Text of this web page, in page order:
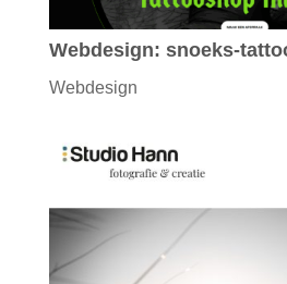
Webdesign: snoeks-
Webdesign